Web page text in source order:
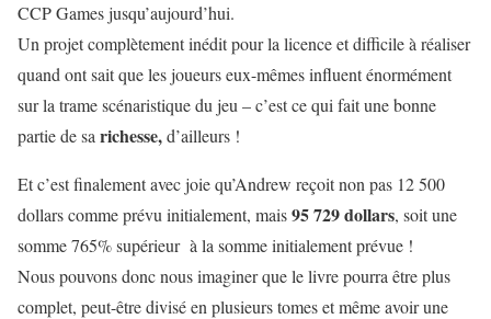
CCP Games jusqu’aujourd’hui.
Un projet complètement inédit pour la licence et difficile à réaliser
quand ont sait que les joueurs eux-mêmes influent énormément
sur la trame scénaristique du jeu – c’est ce qui fait une bonne
partie de sa richesse,d’ailleurs !
Et c’est finalement avec joie qu’Andrew reçoit non pas 12 500
dollars comme prévu initialement, mais95 729 dollars, soit une
somme 765% supérieur à la somme initialement prévue !
Nous pouvons donc nous imaginer que le livre pourra être plus
complet, peut-être divisé en plusieurs tomes et même avoir une